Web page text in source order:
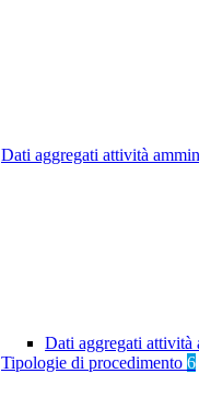
Dati aggregati attività
Dati aggregati attività
Tipologie di procedimento 6